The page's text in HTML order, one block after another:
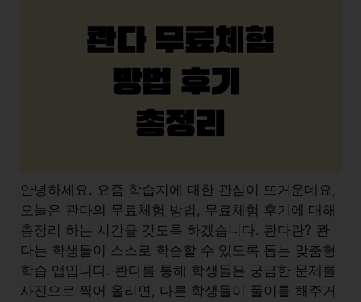
안녕하세요. 요즘 학습지에 대한 관심이 뜨거운데요,
오늘은 콴다의 무료체험 방법, 무료체험 후기에 대해
총정리 하는 시간을 갖도록 하겠습니다. 콴다란? 콴
다는 학생들이 스스로 학습할 수 있도록 돕는 맞춤형
학습 앱입니다. 콴다를 통해 학생들은 궁금한 문제를
사진으로 찍어 올리면, 다른 학생들이 풀이를 해주거